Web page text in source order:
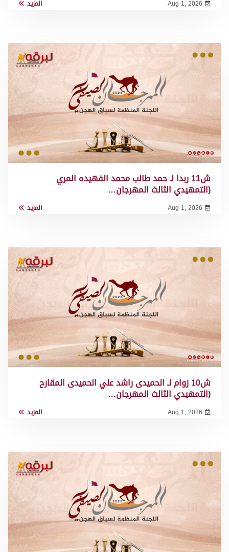
Aug 1, 2026 المزيد
ش11 ربدا لـ حمد طالب محمد الفهيده المري
(التمهيدي الثالث المهرجان…
Aug 1, 2026 المزيد
ش10 زوام لـ الحميدى راشد علي الحميدى المقارح
(التمهيدي الثالث المهرجان…
Aug 1, 2026 المزيد